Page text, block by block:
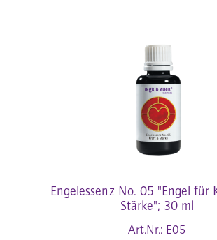
Engelessenz No. 05 "Engel für
Stärke"; 30 ml
Art.Nr.: E05